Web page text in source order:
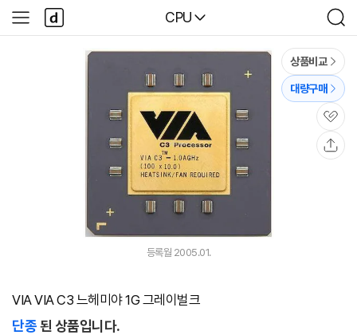
다나와
CPU
검
색
사
이
다
나
와
상품비교
대량구매
관
심
등록월 2005.01.
VIA VIA C3 느헤미야 1G 그레이벌크
단종된 상품입니다.